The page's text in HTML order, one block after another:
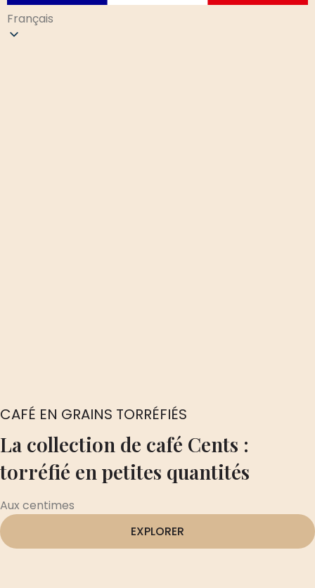
Français
CAFÉ EN GRAINS TORRÉFIÉS
La collection de café Cents :
torréfié en petites quantités
Aux centimes
EXPLORER